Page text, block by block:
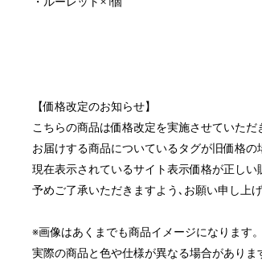
【価格改定のお知らせ】
こちらの商品は価格改定を実施させていただ
お届けする商品についているタグが旧価格の
現在表示されているサイト表示価格が正しい
予めご了承いただきますよう､お願い申し上
※画像はあくまでも商品イメージになります。
実際の商品と色や仕様が異なる場合がありま